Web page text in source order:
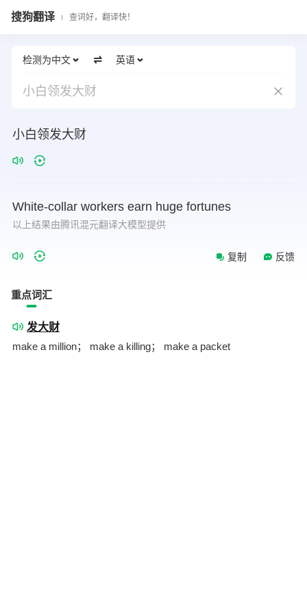
搜狗翻译 查词好，翻译快！
检测为中文 英语
小白领发大财
小白领发大财
White-collar workers earn huge fortunes
以上结果由腾讯混元翻译大模型提供
复制 反馈
重点词汇
发大财
make a million； make a killing； make a packet